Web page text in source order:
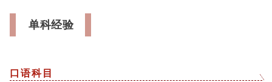
单科经验
口语科目